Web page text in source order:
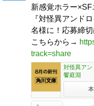
新感覚ホラー
『対怪異アンド
名様に！応募締
こちらから→
track=share
対怪異ア
饗庭淵